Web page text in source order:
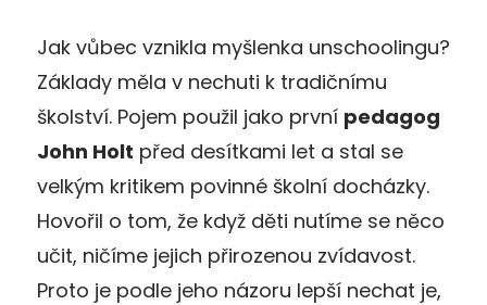
Jak vůbec vznikla myšlenka unschoolingu?
Základy měla v nechuti k tradičnímu
školství. Pojem použil jako první pedagog
John Holt před desítkami let a stal se
velkým kritikem povinné školní docházky.
Hovořil o tom, že když děti nutíme se něco
učit, ničíme jejich přirozenou zvídavost.
Proto je podle jeho názoru lepší nechat je,